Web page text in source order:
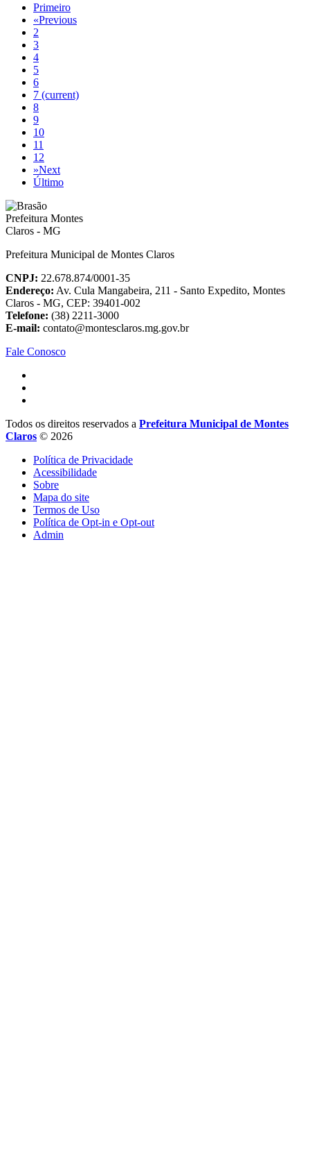
Primeiro
«Previous
2
3
4
5
6
7 (current)
8
9
10
11
12
»Next
Último
Prefeitura Municipal de Montes Claros
CNPJ: 22.678.874/0001-35
Endereço: Av. Cula Mangabeira, 211 - Santo Expedito, Montes
Claros - MG, CEP: 39401-002
Telefone: (38) 2211-3000
E-mail: contato@montesclaros.mg.gov.br
Fale Conosco
Todos os direitos reservados a Prefeitura Municipal de Montes
Claros © 2026
Política de Privacidade
Acessibilidade
Sobre
Mapa do site
Termos de Uso
Política de Opt-in e Opt-out
Admin